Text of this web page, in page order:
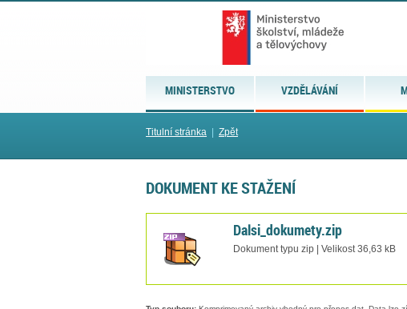
MINISTERSTVO VZDĚLÁVÁNÍ
Titulní stránka Zpět
DOKUMENT KE STAŽENÍ
Dalsi_dokumety.zip
Dokument typu zip | Velikost 36,63 kB